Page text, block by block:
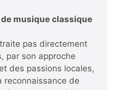
musique classique
pas directement
par son approche
des passions locales,
reconnaissance de